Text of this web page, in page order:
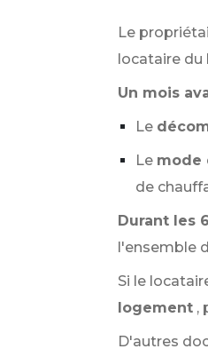
Le
locataire du
Un mois
Le
Le mode
de
Durant les
l'ensemble
Si le
logement ,
D'autres